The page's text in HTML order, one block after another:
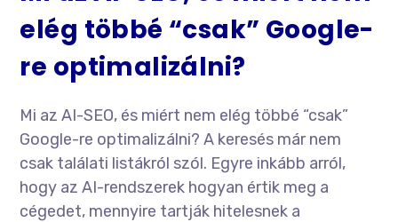
elég többé “csak” Google-
re optimalizálni?
Mi az AI-SEO, és miért nem elég többé “csak”
Google-re optimalizálni? A keresés már nem
csak találati listákról szól. Egyre inkább arról,
hogy az AI-rendszerek hogyan értik meg a
cégedet, mennyire tartják hitelesnek a